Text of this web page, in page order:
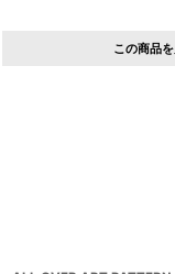
この商品